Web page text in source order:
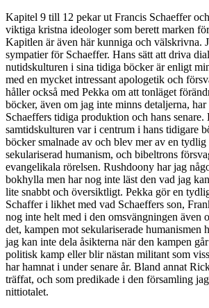
Kapitel 9 till 12 pekar ut Francis Schaeffer
viktiga kristna ideologer som berett marken
Kapitlen är även här kunniga och välskrivna.
sympatier för Schaeffer. Hans sätt att driva
nutidskulturen i sina tidiga böcker är enligt
med en mycket intressant apologetik och
håller också med Pekka om att tonläget
böcker, även om jag inte minns detaljerna, har
Schaeffers tidiga produktion och hans senare.
samtidskulturen var i centrum i hans tidigare
böcker smalnade av och blev mer av en
sekulariserad humanism, och bibeltrons
evangelikala rörelsen. Rushdoony har jag
bokhylla men har nog inte läst den vad jag
lite snabbt och översiktligt. Pekka gör en
Schaffer i likhet med vad Schaeffers son,
nog inte helt med i den omsvängningen även
det, kampen mot sekulariserade humanismen
jag kan inte dela åsikterna när den kampen
politisk kamp eller blir nästan militant som
har hamnat i under senare år. Bland annat
träffat, och som predikade i den församling
nittiotalet.